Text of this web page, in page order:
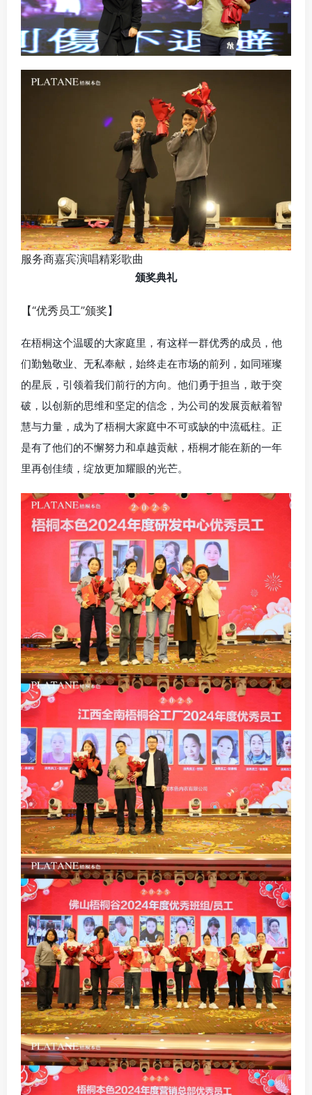
服务商嘉宾演唱精彩歌曲
颁奖典礼
【“优秀员工”颁奖】
在梧桐这个温暖的大家庭里，有这样一群优秀的成员，他
们勤勉敬业、无私奉献，始终走在市场的前列，如同璀璨
的星辰，引领着我们前行的方向。他们勇于担当，敢于突
破，以创新的思维和坚定的信念，为公司的发展贡献着智
慧与力量，成为了梧桐大家庭中不可或缺的中流砥柱。正
是有了他们的不懈努力和卓越贡献，梧桐才能在新的一年
里再创佳绩，绽放更加耀眼的光芒。